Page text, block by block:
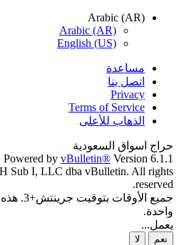
Arabic (AR)
Arabic (AR)
English (US)
مساعدة
اتصل بنا
Privacy
Terms of Service
الذهاب للأعلى
حراج اسواق السعودية
Powered by vBulletin® Version 6.1.1
Sub I, LLC dba vBulletin. All rights
reserved.
جميع
واحدة.
يعمل...
نعم
لا